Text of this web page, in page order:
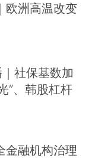
欧洲高温改变
社保基数加
”、韩股杠杆
金融机构治理